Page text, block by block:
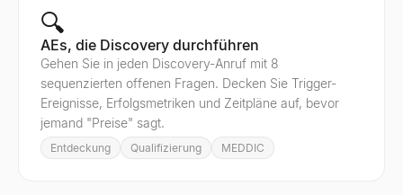
🔍
AEs, die Discovery durchführen
Gehen Sie in jeden Discovery-Anruf mit 8
sequenzierten offenen Fragen. Decken Sie Trigger-
Ereignisse, Erfolgsmetriken und Zeitpläne auf, bevor
jemand "Preise" sagt.
Entdeckung Qualifizierung MEDDIC